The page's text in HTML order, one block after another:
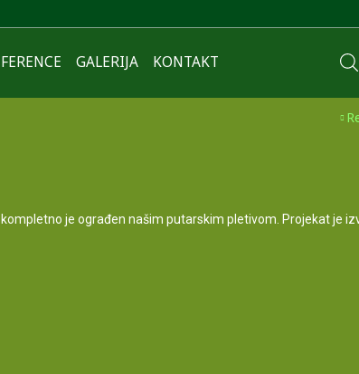
GALERIJA KONTAKT
je ograđen našim putarskim pletivom. Projekat je